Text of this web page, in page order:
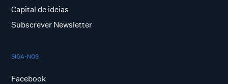
Capital de ideias
Subscrever Newsletter
SIGA-NOS
Facebook